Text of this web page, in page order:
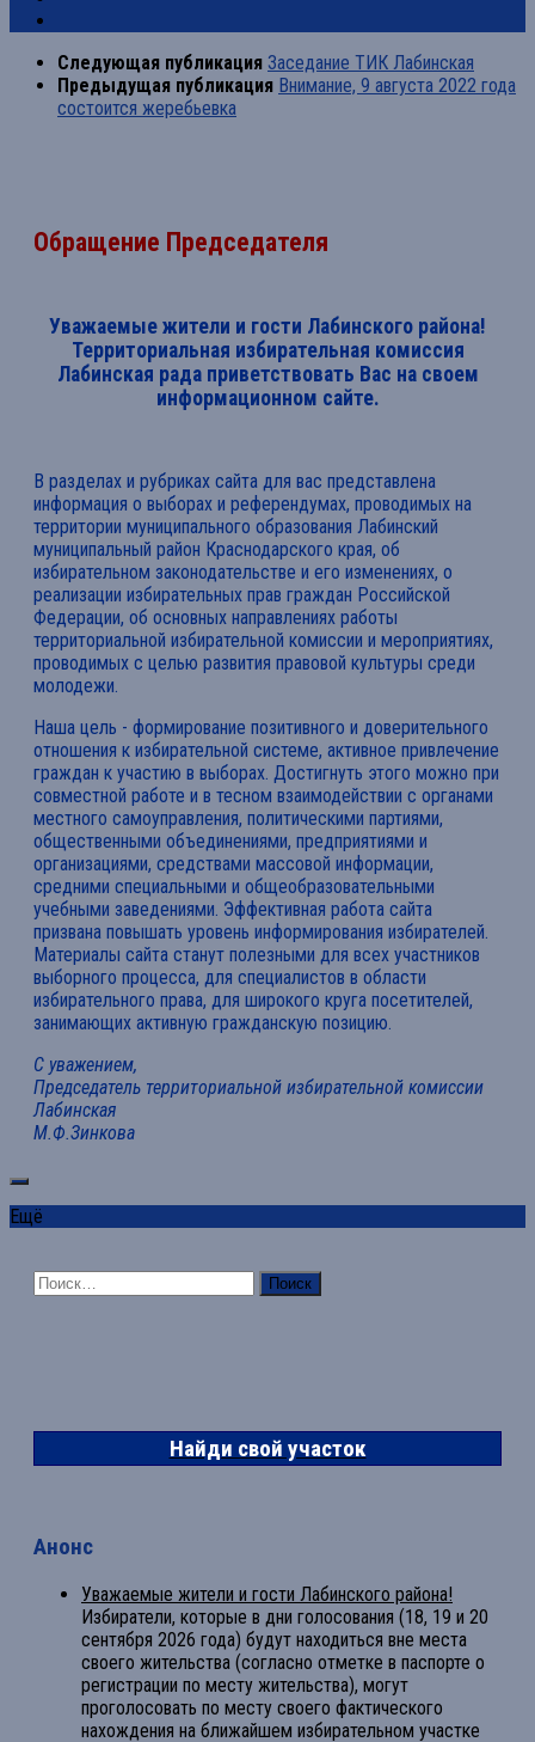
Следующая публикация Заседание ТИК Лабинская
Предыдущая публикация Внимание, 9 августа 2022 года
состоится жеребьевка
Обращение Председателя
Уважаемые жители и гости Лабинского района!
Территориальная избирательная комиссия
Лабинская рада приветствовать Вас на своем
информационном сайте.
В разделах и рубриках сайта для вас представлена
информация о выборах и референдумах, проводимых на
территории муниципального образования Лабинский
муниципальный район Краснодарского края, об
избирательном законодательстве и его изменениях, о
реализации избирательных прав граждан Российской
Федерации, об основных направлениях работы
территориальной избирательной комиссии и мероприятиях,
проводимых с целью развития правовой культуры среди
молодежи.
Наша цель - формирование позитивного и доверительного
отношения к избирательной системе, активное привлечение
граждан к участию в выборах. Достигнуть этого можно при
совместной работе и в тесном взаимодействии с органами
местного самоуправления, политическими партиями,
общественными объединениями, предприятиями и
организациями, средствами массовой информации,
средними специальными и общеобразовательными
учебными заведениями. Эффективная работа сайта
призвана повышать уровень информирования избирателей.
Материалы сайта станут полезными для всех участников
выборного процесса, для специалистов в области
избирательного права, для широкого круга посетителей,
занимающих активную гражданскую позицию.
С уважением,
Председатель территориальной избирательной комиссии
Лабинская
М.Ф.Зинкова
Ещё
Найти:
Найди свой участок
Анонс
Уважаемые жители и гости Лабинского района!
Избиратели, которые в дни голосования (18, 19 и 20
сентября 2026 года) будут находиться вне места
своего жительства (согласно отметке в паспорте о
регистрации по месту жительства), могут
проголосовать по месту своего фактического
нахождения на ближайшем избирательном участке